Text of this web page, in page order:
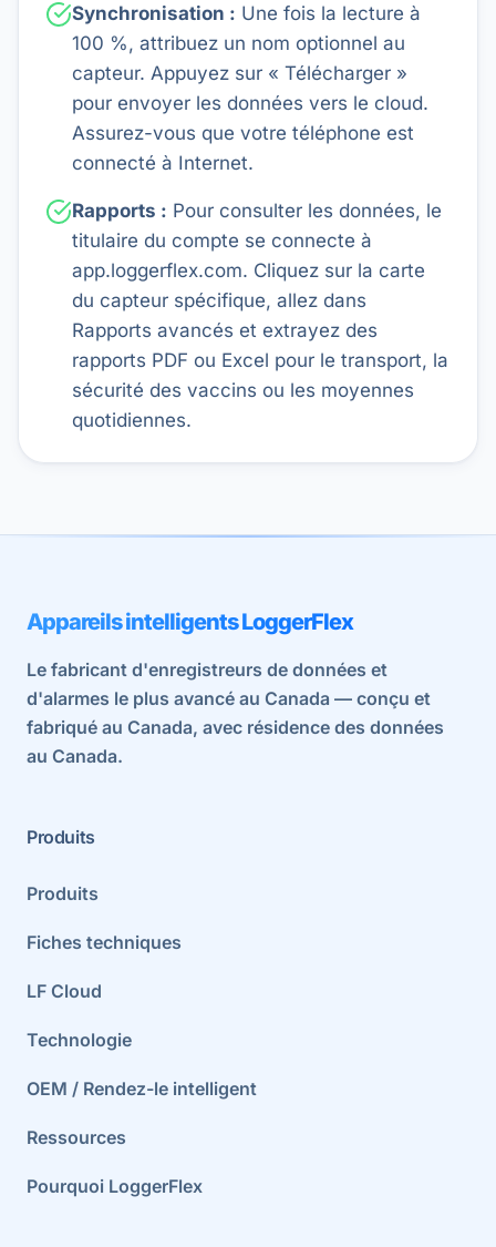
Synchronisation : Une fois la lecture à
100 %, attribuez un nom optionnel au
capteur. Appuyez sur « Télécharger »
pour envoyer les données vers le cloud.
Assurez-vous que votre téléphone est
connecté à Internet.
Rapports : Pour consulter les données, le
titulaire du compte se connecte à
app.loggerflex.com. Cliquez sur la carte
du capteur spécifique, allez dans
Rapports avancés et extrayez des
rapports PDF ou Excel pour le transport, la
sécurité des vaccins ou les moyennes
quotidiennes.
Appareils intelligents LoggerFlex
Le fabricant d'enregistreurs de données et
d'alarmes le plus avancé au Canada — conçu et
fabriqué au Canada, avec résidence des données
au Canada.
Produits
Produits
Fiches techniques
LF Cloud
Technologie
OEM / Rendez-le intelligent
Ressources
Pourquoi LoggerFlex